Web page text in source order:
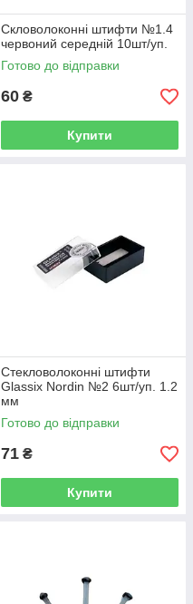
Скловолоконні штифти №1.4
червоний середній 10шт/уп.
Готово до відправки
60 ₴
Купити
Стекловолоконні штифти
Glassix Nordin №2 6шт/уп. 1.2
мм
Готово до відправки
71 ₴
Купити